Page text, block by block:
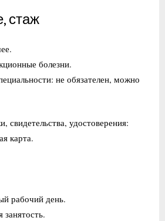
стаж
болезни.
не обязателен, можно
свидетельства, удостоверения:
карта.
рабочий день.
занятость.